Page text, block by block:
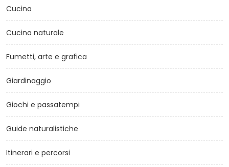
Cucina
Cucina naturale
Fumetti, arte e grafica
Giardinaggio
Giochi e passatempi
Guide naturalistiche
Itinerari e percorsi